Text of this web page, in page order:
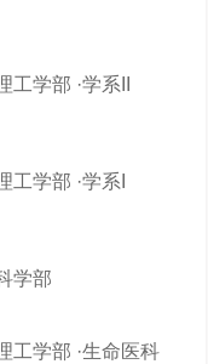
工学部 ·学系II
工学部 ·学系I
学部
工学部 ·生命医科